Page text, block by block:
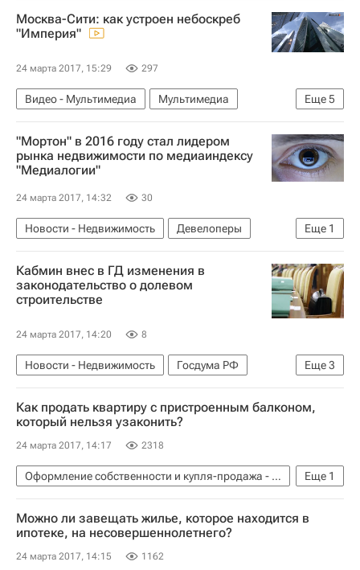
Москва-Сити: как устроен небоскреб
"Империя"
24 марта 2017, 15:29 297
Еще5
Видео - Мультимедиа
Мультимедиа
Москва
Москва-Сити
Инфраструктура
Недвижимость
Россия
"Мортон" в 2016 году стал лидером
рынка недвижимости по медиаиндексу
"Медиалогии"
24 марта 2017, 14:32 30
Еще 1
Новости - Недвижимость
Девелоперы
Россия
Кабмин внес в ГД изменения в
законодательство о долевом
строительстве
24 марта 2017, 14:20 8
Еще3
Новости - Недвижимость
Госдума РФ
Строительство
Законодательство Россия
Как продать квартиру с пристроенным балконом,
который нельзя узаконить?
24 марта 2017, 14:17 2318
Еще 1
Оформление собственности и купля-продажа - Вопрос-ответ - Полезное
Вопрос-ответ – РИА Недвижимость
Можно ли завещать жилье, которое находится в
ипотеке, на несовершеннолетнего?
24 марта 2017, 14:15 1162